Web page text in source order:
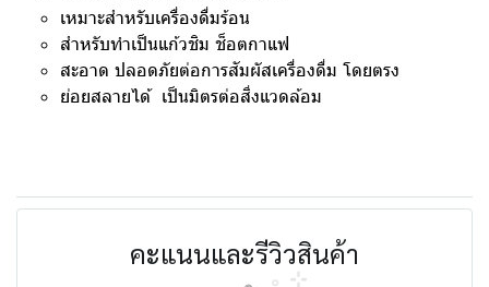
เหมาะสำหรับเครื่องดื่มร้อน
สำหรับทำเป็นแก้วชิม ช็อตกาแฟ
สะอาด ปลอดภัยต่อการสัมผัสเครื่องดื่ม โดยตรง
ย่อยสลายได้ เป็นมิตรต่อสิ่งแวดล้อม
คะแนนและรีวิวสินค้า